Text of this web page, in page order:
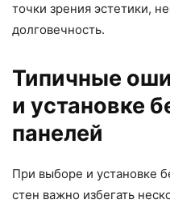
точки зрения эстетики,
долговечность.
Типичные
и установке
панелей
При выборе и установке
стен важно избегать